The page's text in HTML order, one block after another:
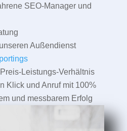
SEO-Manager und
Außendienst
Leistungs-Verhältnis
Klick und Anruf mit 100%
und messbarem Erfolg